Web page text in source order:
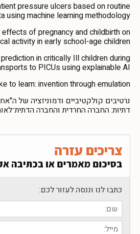
pressure ulcers based on routine
using machine learning methodology
of pregnancy and childbirth on
activity in early school-age children
in critically Ill children during
to PICUs using explainable AI
to learn: invention through emulation
נרטיבים קולקטיביים ודמוניזציה של
דתיות: החברה החרדית והחברה
צריכים עזרה
בסיכום מאמרים או בכתיבה
כתבו לנו וננסה לעזור לכם: